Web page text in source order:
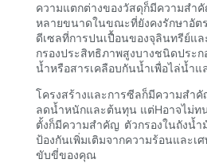
ความแตกต่างของวัสดุก็มีความส
หลายขนาดในขณะที่ยังคงรักษาอัต
ดีเซลที่การปนเปื้อนของจุลินทรีย์แ
กรองประสิทธิภาพสูงบางชนิดประ
น้ำหรือสารเคลือบกันน้ำเพื่อไล่น้ำแ
โครงสร้างและการซีลก็มีความสำ
ลดน้ำหนักและต้นทุน แต่Hอาจไม่ท
ตั้งก็มีความสำคัญ ตัวกรองในถังน้
ป้องกันเพิ่มเติมจากความร้อนและ
ขับขี่ของคุณ